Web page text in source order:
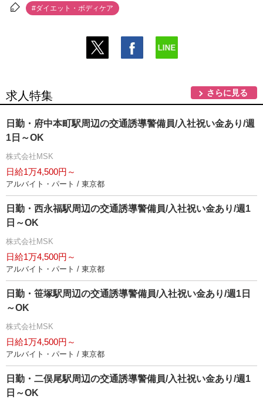
#ダイエット・ボディケア
求人特集 さらに見る
日勤・府中本町駅周辺の交通誘導警備員/入社祝い金あり/週
1日～OK
株式会社MSK
日給1万4,500円～
アルバイト・パート / 東京都
日勤・西永福駅周辺の交通誘導警備員/入社祝い金あり/週1
日～OK
株式会社MSK
日給1万4,500円～
アルバイト・パート / 東京都
日勤・笹塚駅周辺の交通誘導警備員/入社祝い金あり/週1日
～OK
株式会社MSK
日給1万4,500円～
アルバイト・パート / 東京都
日勤・二俣尾駅周辺の交通誘導警備員/入社祝い金あり/週1
日～OK